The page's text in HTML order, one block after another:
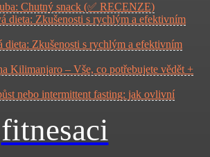
Chutný snack (✅ RECENZE)
dieta: Zkušenosti s rychlým a efektivním
dieta: Zkušenosti s rychlým a efektivním
Kilimanjaro – Vše, co potřebujete vědět +
nebo intermittent fasting: jak ovlivní
fitnesaci